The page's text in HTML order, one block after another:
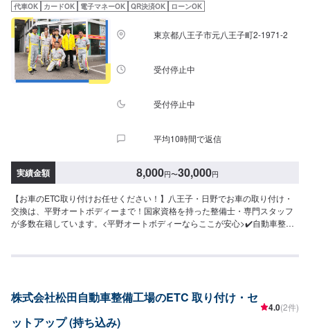
代車OK カードOK 電子マネーOK QR決済OK ローンOK
東京都八王子市元八王子町2-1971-2
受付停止中
受付停止中
平均10時間で返信
実績金額 8,000円〜30,000円
【お車のETC取り付けお任せください！】八王子・日野でお車の取り付け・
交換は、平野オートボディーまで！国家資格を持った整備士・専門スタッフ
が多数在籍しています。<平野オートボディーならここが安心>✔️自動車整備
見積もり(4)作業(5)完了・納車<代車について>無料の代車をご用意していま
す。<納期について>通常：1~3日<営業時間>9:30~18:00
株式会社松田自動車整備工場のETC 取り付け・セ
ットアップ (持ち込み)
4.0(2件)